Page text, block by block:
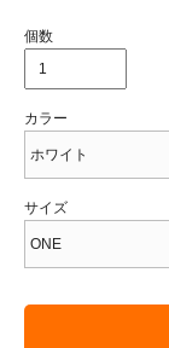
個数
カラー
サイズ